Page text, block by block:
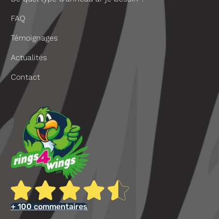
+ 100 commentaires
FAQ
Témoignages
Actualités
Contact